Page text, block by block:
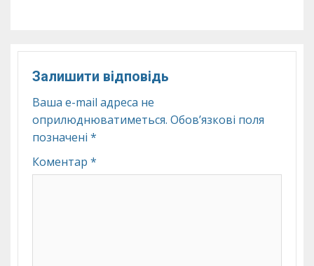
Залишити відповідь
Ваша e-mail адреса не
оприлюднюватиметься. Обов’язкові поля
позначені *
Коментар *